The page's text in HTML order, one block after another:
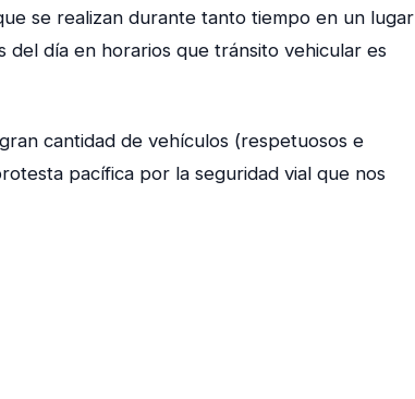
se realizan durante tanto tiempo en un lugar
del día en horarios que tránsito vehicular es
cantidad de vehículos (respetuosos e
pacífica por la seguridad vial que nos